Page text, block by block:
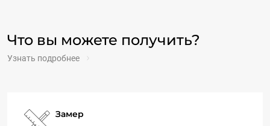
Что вы можете получить?
Узнать подробнее
Замер